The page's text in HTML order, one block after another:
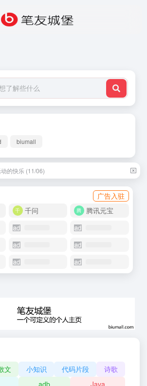
biumall
的快乐 (11/06)
广告入驻
千问 腾讯元宝
文 小知识 代码片段
诗歌